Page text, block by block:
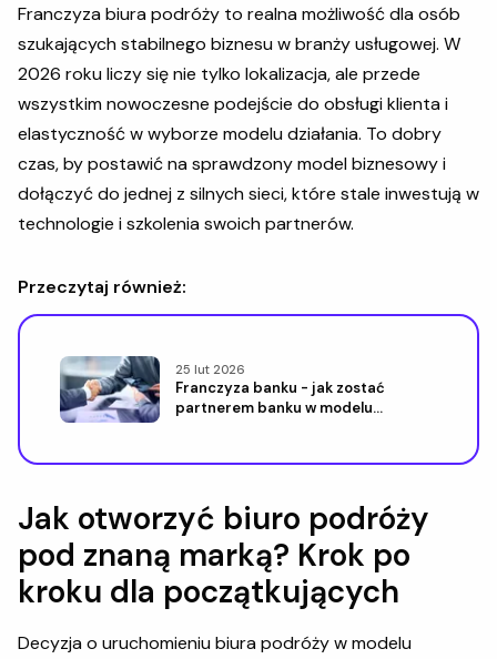
Franczyza biura podróży to realna możliwość dla osób
szukających stabilnego biznesu w branży usługowej. W
2026 roku liczy się nie tylko lokalizacja, ale przede
wszystkim nowoczesne podejście do obsługi klienta i
elastyczność w wyborze modelu działania. To dobry
czas, by postawić na sprawdzony model biznesowy i
dołączyć do jednej z silnych sieci, które stale inwestują w
technologie i szkolenia swoich partnerów.
Przeczytaj również:
25 lut 2026
Franczyza banku - jak zostać
partnerem banku w modelu
Jak otworzyć biuro podróży
pod znaną marką? Krok po
kroku dla początkujących
Decyzja o uruchomieniu biura podróży w modelu